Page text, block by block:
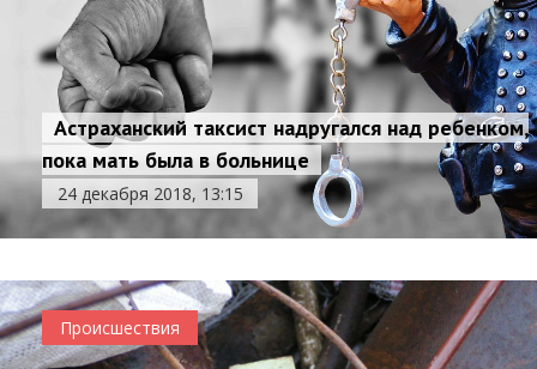
Астраханский таксист надругался над ребенком,
пока мать была в больнице
24 декабря 2018, 13:15
Происшествия